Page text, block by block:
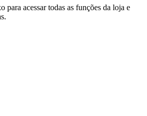
para acessar todas as funções da loja e